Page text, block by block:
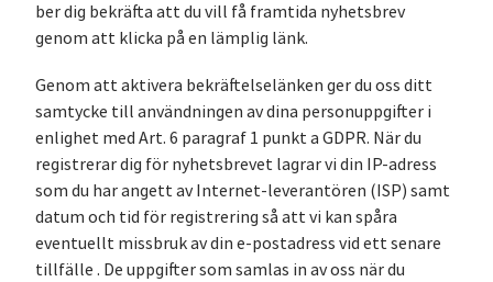
ber dig bekräfta att du vill få framtida nyhetsbrev
genom att klicka på en lämplig länk.
Genom att aktivera bekräftelselänken ger du oss ditt
samtycke till användningen av dina personuppgifter i
enlighet med Art. 6 paragraf 1 punkt a GDPR. När du
registrerar dig för nyhetsbrevet lagrar vi din IP-adress
som du har angett av Internet-leverantören (ISP) samt
datum och tid för registrering så att vi kan spåra
eventuellt missbruk av din e-postadress vid ett senare
tillfälle . De uppgifter som samlas in av oss när du